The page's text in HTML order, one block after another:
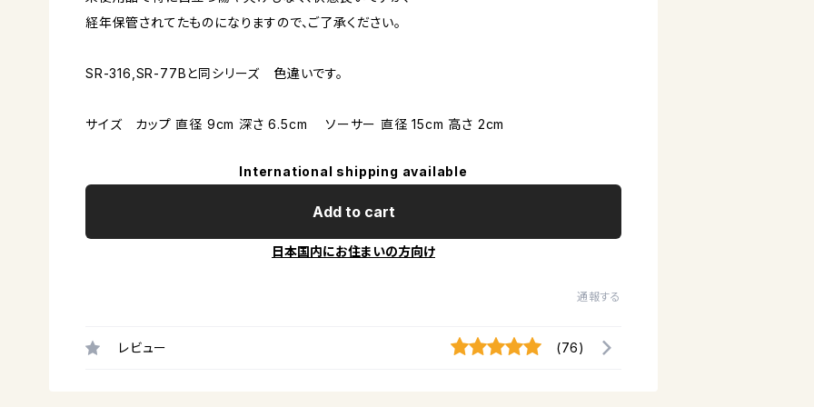
経年保管されてたものになりますので、ご了承ください。
SR-316,SR-77Bと同シリーズ 色違いです。
サイズ カップ 直径 9cm 深さ 6.5cm ソーサー 直径 15cm 高さ 2cm
International shipping available
Add to cart
日本国内にお住まいの方向け
通報する
レビュー (76)